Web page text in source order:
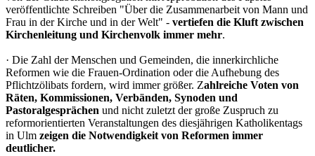
veröffentlichte Schreiben "Über die Zusammenarbeit von Mann und
Frau in der Kirche und in der Welt" - vertiefen die Kluft zwischen
Kirchenleitung und Kirchenvolk immer mehr.
· Die Zahl der Menschen und Gemeinden, die innerkirchliche
Reformen wie die Frauen-Ordination oder die Aufhebung des
Pflichtzölibats fordern, wird immer größer. Zahlreiche Voten von
Räten, Kommissionen, Verbänden, Synoden und
Pastoralgesprächen und nicht zuletzt der große Zuspruch zu
reformorientierten Veranstaltungen des diesjährigen Katholikentags
in Ulm zeigen die Notwendigkeit von Reformen immer
deutlicher.